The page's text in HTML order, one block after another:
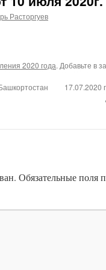
Расторгуев
2020 года. Добавьте в
17.07.2020
Обязательные поля